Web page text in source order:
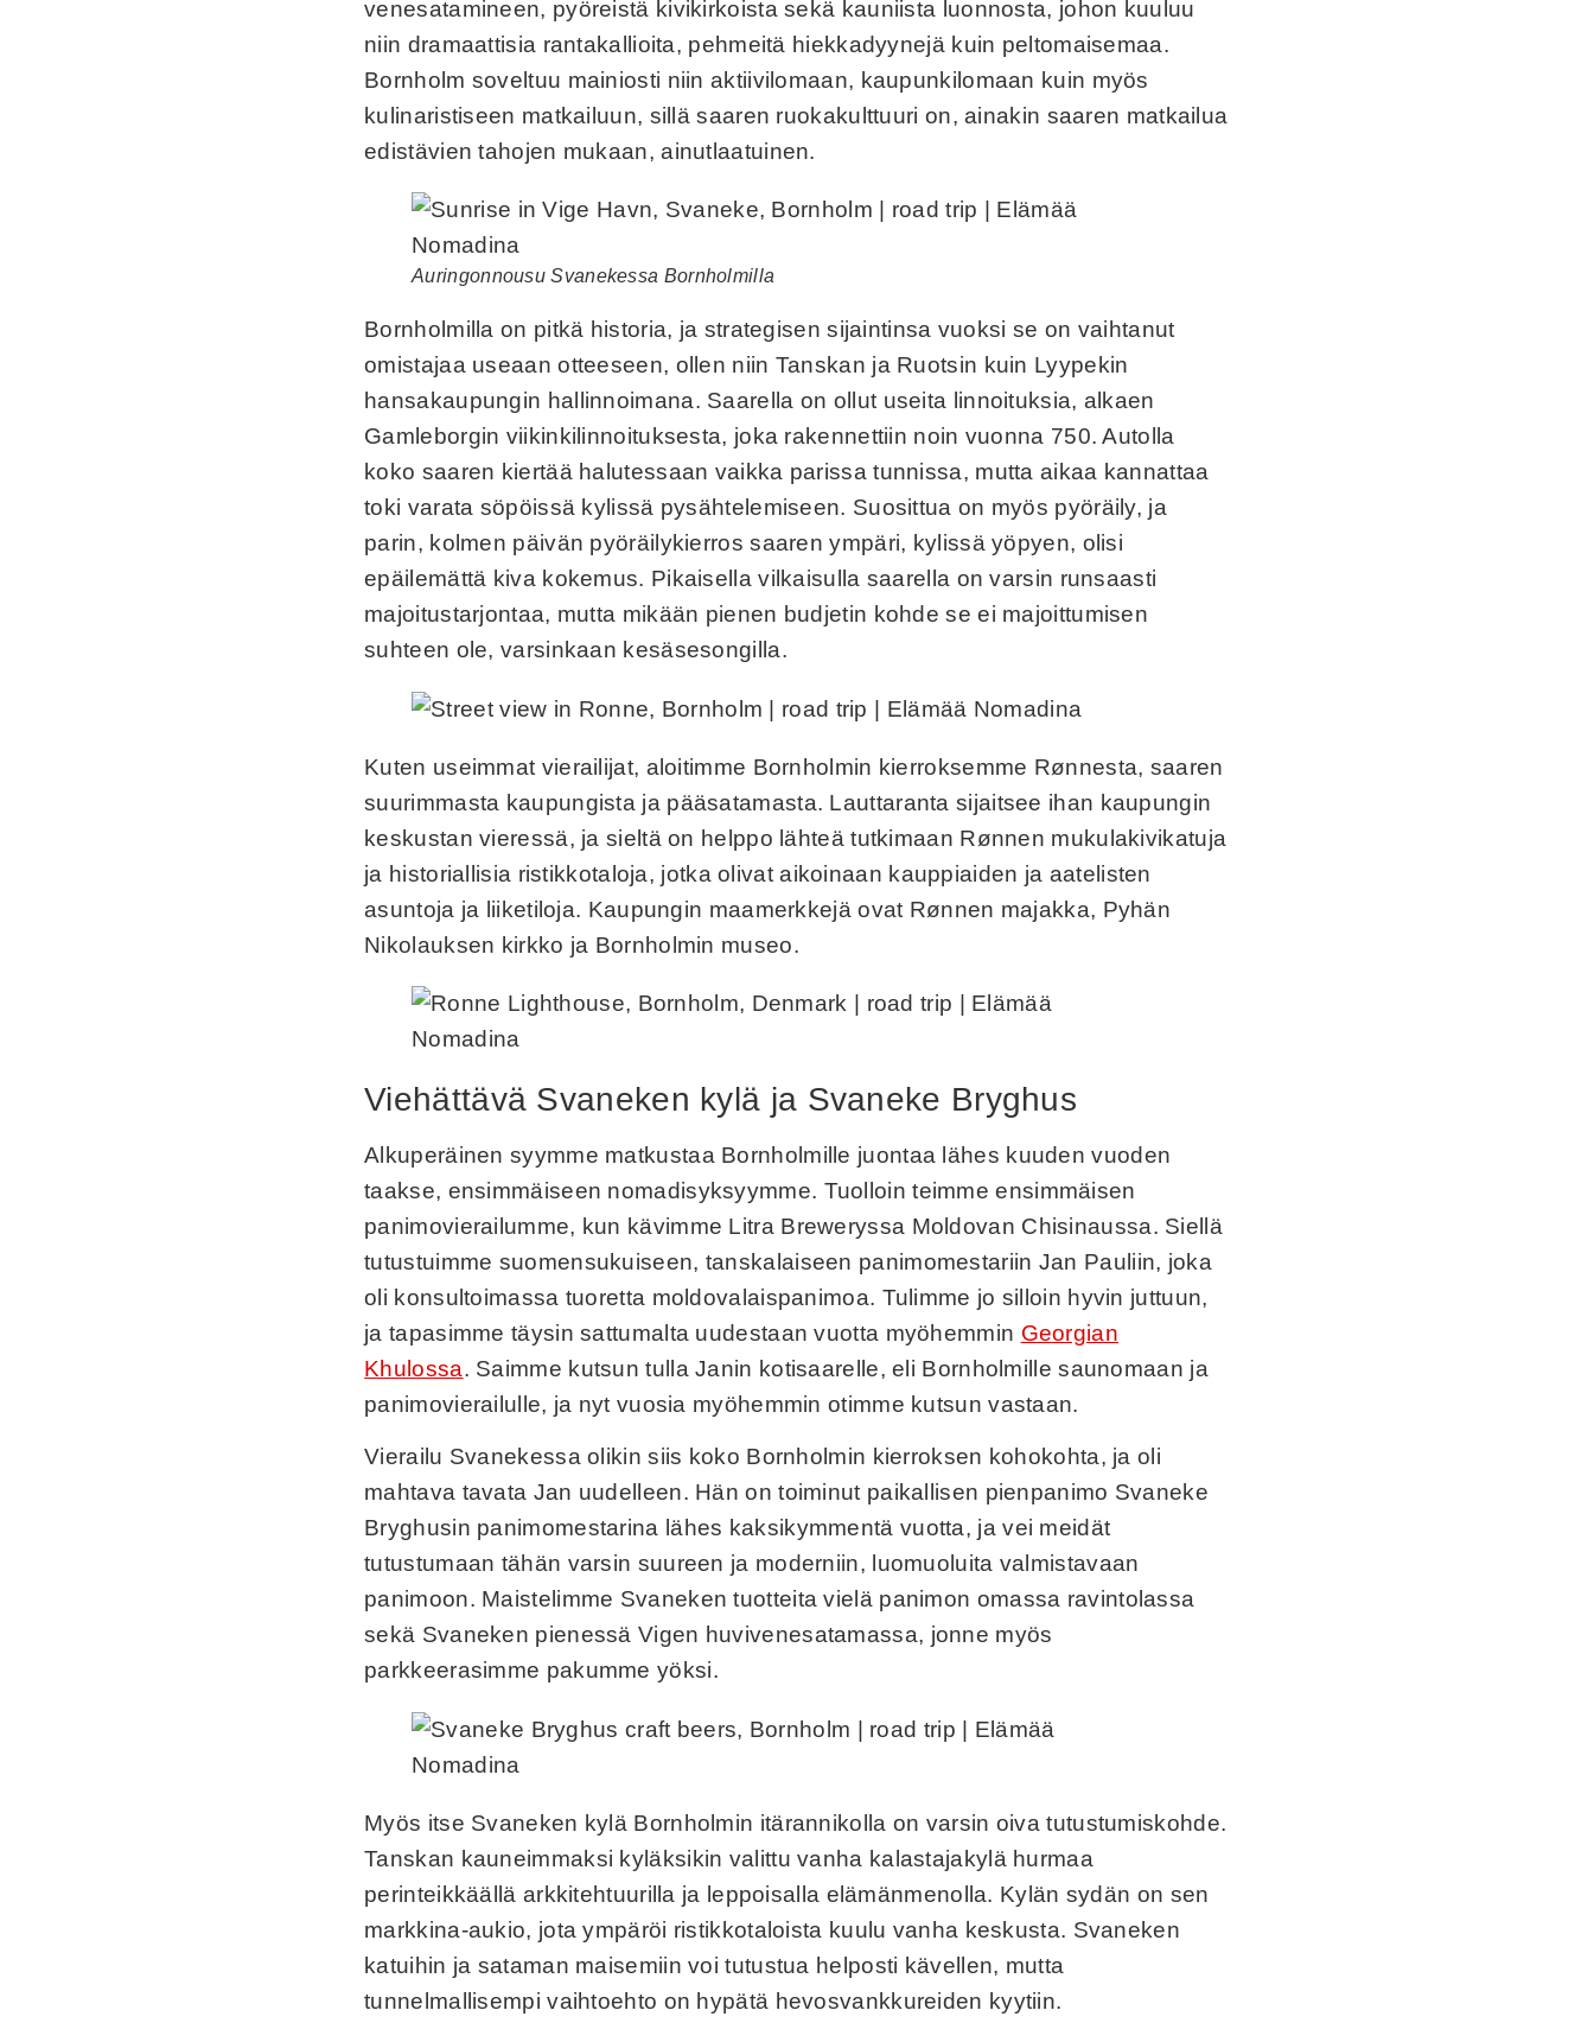
venesatamineen, pyöreistä kivikirkoista sekä kauniista luonnosta, johon kuuluu
niin dramaattisia rantakallioita, pehmeitä hiekkadyynejä kuin peltomaisemaa.
Bornholm soveltuu mainiosti niin aktiivilomaan, kaupunkilomaan kuin myös
kulinaristiseen matkailuun, sillä saaren ruokakulttuuri on, ainakin saaren matkailua
edistävien tahojen mukaan, ainutlaatuinen.
Auringonnousu Svanekessa Bornholmilla
Bornholmilla on pitkä historia, ja strategisen sijaintinsa vuoksi se on vaihtanut
omistajaa useaan otteeseen, ollen niin Tanskan ja Ruotsin kuin Lyypekin
hansakaupungin hallinnoimana. Saarella on ollut useita linnoituksia, alkaen
Gamleborgin viikinkilinnoituksesta, joka rakennettiin noin vuonna 750. Autolla
koko saaren kiertää halutessaan vaikka parissa tunnissa, mutta aikaa kannattaa
toki varata söpöissä kylissä pysähtelemiseen. Suosittua on myös pyöräily, ja
parin, kolmen päivän pyöräilykierros saaren ympäri, kylissä yöpyen, olisi
epäilemättä kiva kokemus. Pikaisella vilkaisulla saarella on varsin runsaasti
majoitustarjontaa, mutta mikään pienen budjetin kohde se ei majoittumisen
suhteen ole, varsinkaan kesäsesongilla.
Kuten useimmat vierailijat, aloitimme Bornholmin kierroksemme Rønnesta, saaren
suurimmasta kaupungista ja pääsatamasta. Lauttaranta sijaitsee ihan kaupungin
keskustan vieressä, ja sieltä on helppo lähteä tutkimaan Rønnen mukulakivikatuja
ja historiallisia ristikkotaloja, jotka olivat aikoinaan kauppiaiden ja aatelisten
asuntoja ja liiketiloja. Kaupungin maamerkkejä ovat Rønnen majakka, Pyhän
Nikolauksen kirkko ja Bornholmin museo.
Viehättävä Svaneken kylä ja Svaneke Bryghus
Alkuperäinen syymme matkustaa Bornholmille juontaa lähes kuuden vuoden
taakse, ensimmäiseen nomadisyksyymme. Tuolloin teimme ensimmäisen
panimovierailumme, kun kävimme Litra Breweryssa Moldovan Chisinaussa. Siellä
tutustuimme suomensukuiseen, tanskalaiseen panimomestariin Jan Pauliin, joka
oli konsultoimassa tuoretta moldovalaispanimoa. Tulimme jo silloin hyvin juttuun,
ja tapasimme täysin sattumalta uudestaan vuotta myöhemmin Georgian
Khulossa. Saimme kutsun tulla Janin kotisaarelle, eli Bornholmille saunomaan ja
panimovierailulle, ja nyt vuosia myöhemmin otimme kutsun vastaan.
Vierailu Svanekessa olikin siis koko Bornholmin kierroksen kohokohta, ja oli
mahtava tavata Jan uudelleen. Hän on toiminut paikallisen pienpanimo Svaneke
Bryghusin panimomestarina lähes kaksikymmentä vuotta, ja vei meidät
tutustumaan tähän varsin suureen ja moderniin, luomuoluita valmistavaan
panimoon. Maistelimme Svaneken tuotteita vielä panimon omassa ravintolassa
sekä Svaneken pienessä Vigen huvivenesatamassa, jonne myös
parkkeerasimme pakumme yöksi.
Myös itse Svaneken kylä Bornholmin itärannikolla on varsin oiva tutustumiskohde.
Tanskan kauneimmaksi kyläksikin valittu vanha kalastajakylä hurmaa
perinteikkäällä arkkitehtuurilla ja leppoisalla elämänmenolla. Kylän sydän on sen
markkina-aukio, jota ympäröi ristikkotaloista kuulu vanha keskusta. Svaneken
katuihin ja sataman maisemiin voi tutustua helposti kävellen, mutta
tunnelmallisempi vaihtoehto on hypätä hevosvankkureiden kyytiin.